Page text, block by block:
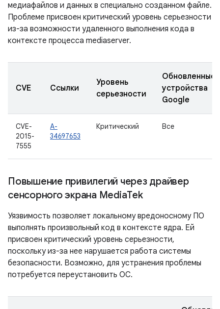
медиафайлов и данных в специально созданном файле.
Проблеме присвоен критический уровень серьезности
из-за возможности удаленного выполнения кода в
контексте процесса mediaserver.
CVE Ссылки
Уровень
серьезности
Обновленные
устройства
Google
CVE-
2015-
7555
A-
34697653
Критический Все
Повышение привилегий через драйвер
сенсорного экрана MediaTek
Уязвимость позволяет локальному вредоносному ПО
выполнять произвольный код в контексте ядра. Ей
присвоен критический уровень серьезности,
поскольку из-за нее нарушается работа системы
безопасности. Возможно, для устранения проблемы
потребуется переустановить ОС.